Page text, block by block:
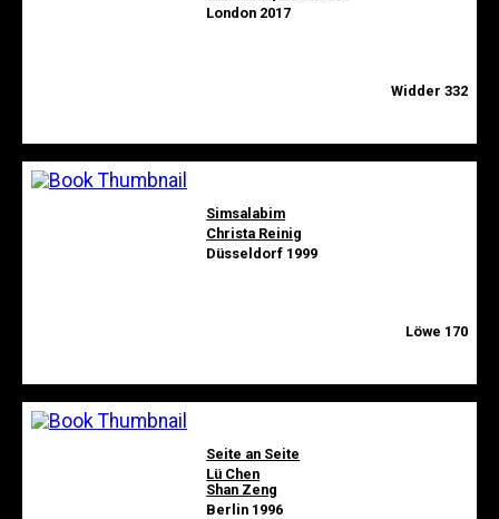
London 2017
Widder 332
Simsalabim
Christa Reinig
Düsseldorf 1999
Löwe 170
Seite an Seite
Lü Chen
Shan Zeng
Berlin 1996